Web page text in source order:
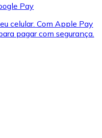
Pay
celular. Com Apple Pay
pagar com segurança.